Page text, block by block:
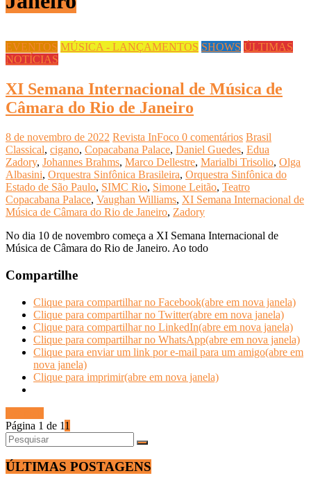
EVENTOS MÚSICA - LANÇAMENTOS SHOWS ÚLTIMAS
NOTÍCIAS
XI Semana Internacional de Música de
Câmara do Rio de Janeiro
8 de novembro de 2022 Revista InFoco 0 comentários Brasil
Classical, cigano, Copacabana Palace, Daniel Guedes, Edua
Zadory, Johannes Brahms, Marco Dellestre, Marialbi Trisolio, Olga
Albasini, Orquestra Sinfônica Brasileira, Orquestra Sinfônica do
Estado de São Paulo, SIMC Rio, Simone Leitão, Teatro
Copacabana Palace, Vaughan Williams, XI Semana Internacional de
Música de Câmara do Rio de Janeiro, Zadory
No dia 10 de novembro começa a XI Semana Internacional de
Música de Câmara do Rio de Janeiro. Ao todo
Compartilhe
Clique para compartilhar no Facebook(abre em nova janela)
Clique para compartilhar no Twitter(abre em nova janela)
Clique para compartilhar no LinkedIn(abre em nova janela)
Clique para compartilhar no WhatsApp(abre em nova janela)
Clique para enviar um link por e-mail para um amigo(abre em
nova janela)
Clique para imprimir(abre em nova janela)
Página 1 de 11
ÚLTIMAS POSTAGENS